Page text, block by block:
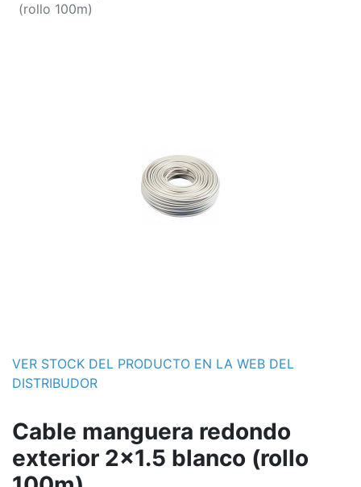
(rollo 100m)
VER STOCK DEL PRODUCTO EN LA WEB DEL
DISTRIBUDOR
Cable manguera redondo
exterior 2x1.5 blanco (rollo